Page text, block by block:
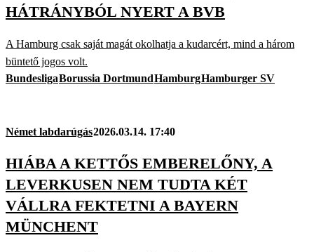
HÁTRÁNYBÓL NYERT A BVB
A Hamburg csak saját magát okolhatja a kudarcért, mind a három
büntető jogos volt.
BundesligaBorussia DortmundHamburgHamburger SV
Német labdarúgás2026.03.14. 17:40
HIÁBA A KETTŐS EMBERELŐNY, A
LEVERKUSEN NEM TUDTA KÉT
VÁLLRA FEKTETNI A BAYERN
MÜNCHENT